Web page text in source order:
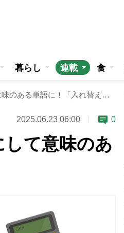
暮らし 連載 食
週刊脳トレ｜順番を元通りにして意味のある単語に！「入れ替え単語」
2025.06.23 06:00 0
て意味のあ